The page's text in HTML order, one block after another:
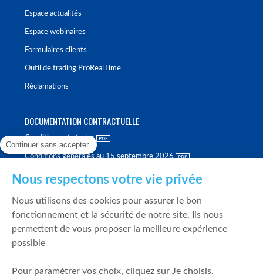
Espace actualités
Espace webinaires
Formulaires clients
Outil de trading ProRealTime
Réclamations
DOCUMENTATION CONTRACTUELLE
Conditions générales
Conditions générales au 15 septembre 2026
Politique de meilleure sélection
Politique de durabilité
Fonds de garantie des dépôts et de résolution
Continuer sans accepter
Nous respectons votre vie privée
Nous utilisons des cookies pour assurer le bon
fonctionnement et la sécurité de notre site. Ils nous
permettent de vous proposer la meilleure expérience
possible
Pour paramétrer vos choix, cliquez sur Je choisis.